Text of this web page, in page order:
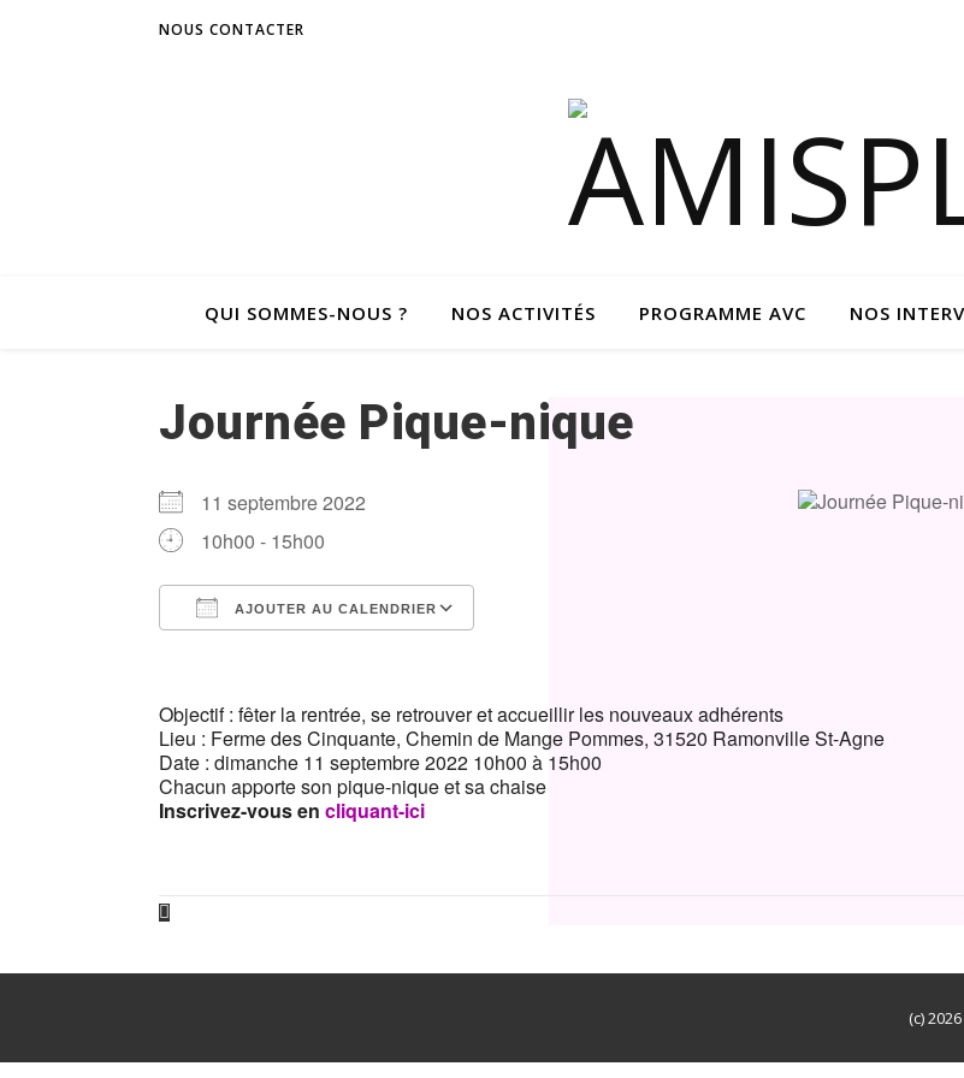
NOUS CONTACTER
QUI SOMMES-NOUS ? NOS ACTIVITÉS PROGRAMME AVC NOS
Journée Pique-nique
11 septembre 2022
10h00 - 15h00
AJOUTER AU CALENDRIER
Objectif : fêter la rentrée, se retrouver et accueillir les nouveaux adhérents
Lieu : Ferme des Cinquante, Chemin de Mange Pommes, 31520 Ramonville St-Agne
Date : dimanche 11 septembre 2022 10h00 à 15h00
Chacun apporte son pique-nique et sa chaise
Inscrivez-vous en cliquant-ici
(c)